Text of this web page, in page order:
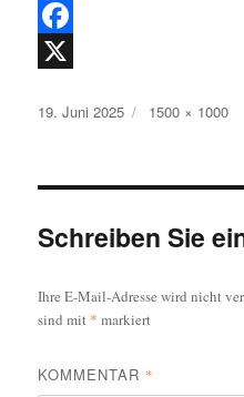
a
c
b
o
k
X
F
c
b
o
k
Veröffentlicht
19. Juni 2025 Originalgröße
1500 × 1000
Schreiben Sie
Ihre E-Mail-Adresse wird nicht
sind mit * markiert
KOMMENTAR *